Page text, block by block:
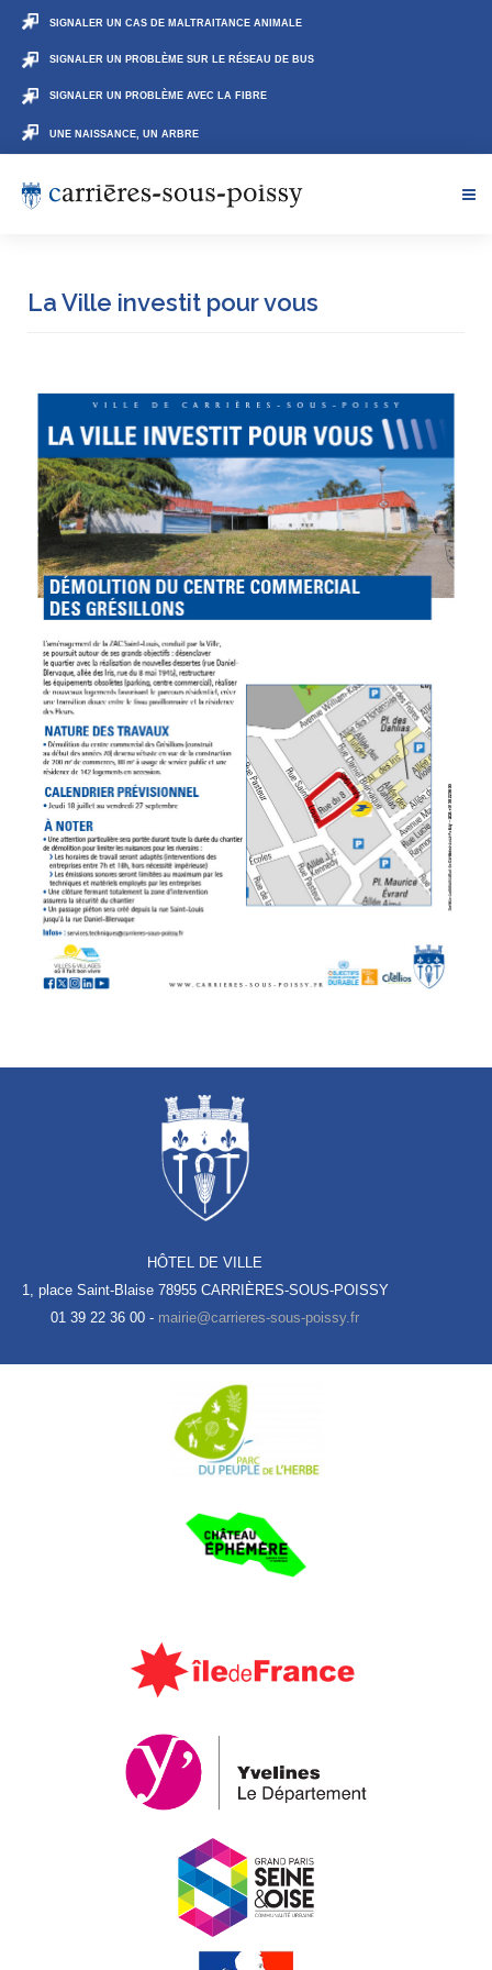
SIGNALER UN CAS DE MALTRAITANCE ANIMALE
SIGNALER UN PROBLÈME SUR LE RÉSEAU DE BUS
SIGNALER UN PROBLÈME AVEC LA FIBRE
UNE NAISSANCE, UN ARBRE
La Ville investit pour vous
HÔTEL DE VILLE
1, place Saint-Blaise 78955 CARRIÈRES-SOUS-POISSY
01 39 22 36 00 -